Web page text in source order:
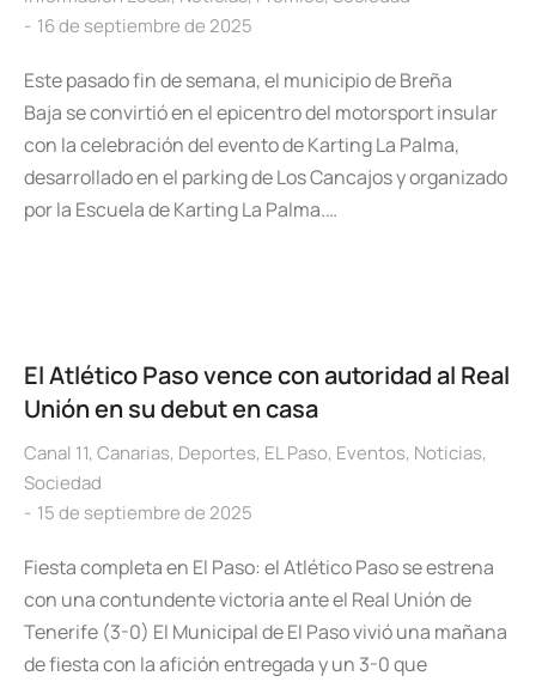
16 de septiembre de 2025
Este pasado fin de semana, el municipio de Breña
Baja se convirtió en el epicentro del motorsport insular
con la celebración del evento de Karting La Palma,
desarrollado en el parking de Los Cancajos y organizado
por la Escuela de Karting La Palma.…
El Atlético Paso vence con autoridad al Real
Unión en su debut en casa
Canal 11, Canarias, Deportes, EL Paso, Eventos, Noticias,
Sociedad
15 de septiembre de 2025
Fiesta completa en El Paso: el Atlético Paso se estrena
con una contundente victoria ante el Real Unión de
Tenerife (3-0) El Municipal de El Paso vivió una mañana
de fiesta con la afición entregada y un 3-0 que